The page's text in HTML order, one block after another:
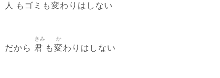
人 もゴミも変わりはしない
だから 君
きみ
も変
か
わりはしない